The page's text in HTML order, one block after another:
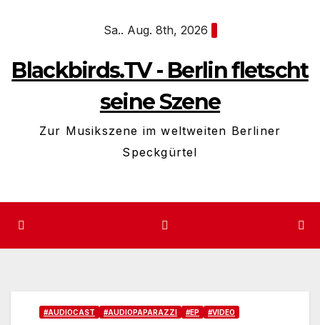
Sa.. Aug. 8th, 2026
Blackbirds.TV - Berlin fletscht
seine Szene
Zur Musikszene im weltweiten Berliner
Speckgürtel
#AUDIOCAST #AUDIOPAPARAZZI #EP #VIDEO